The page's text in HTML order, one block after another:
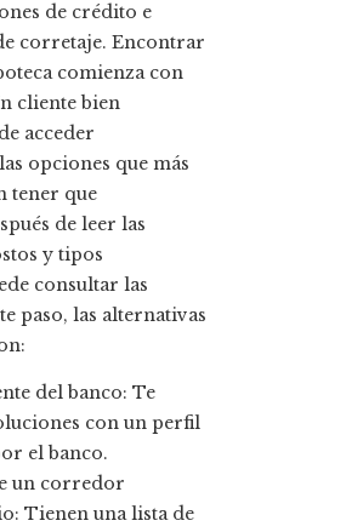
de crédito e
corretaje. Encontrar
comienza con
cliente bien
acceder
opciones que más
tener que
de leer las
y tipos
consultar las
paso, las alternativas
del banco: Te
con un perfil
el banco.
un corredor
Tienen una lista de